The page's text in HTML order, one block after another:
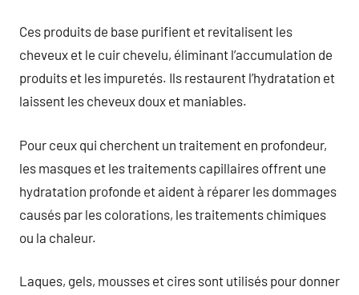
Ces produits de base purifient et revitalisent les
cheveux et le cuir chevelu, éliminant l’accumulation de
produits et les impuretés. Ils restaurent l’hydratation et
laissent les cheveux doux et maniables.
Pour ceux qui cherchent un traitement en profondeur,
les masques et les traitements capillaires offrent une
hydratation profonde et aident à réparer les dommages
causés par les colorations, les traitements chimiques
ou la chaleur.
Laques, gels, mousses et cires sont utilisés pour donner